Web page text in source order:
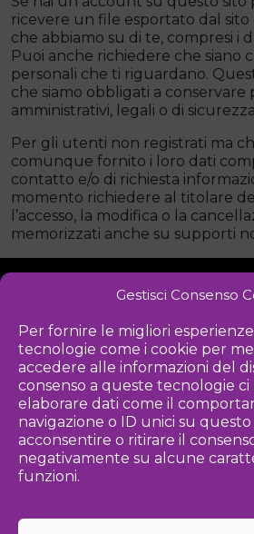
Gestisci Consenso
Per fornire le migliori
tecnologie come i cookie per
accedere alle informazioni del
consenso a queste tecnologie
elaborare dati come il
navigazione o ID unici su questo
acconsentire o ritirare il
negativamente su alcune
funzioni.
ricevere un file esportato dal sito
che abbiamo su di te, compresi i
Puoi anche richiedere che siano
personali che ti riguardano.
che siamo obbligati a conservare
amministrativi, legali o di
Per gli utenti non registrati ma
comunque fornito i loro dati
contatto e/o di richiesta
momento richiedere al titolare
l’accesso, la modifica o la
memorizzati anche su supporti
PRIVACY POLICY
Iniziativa
Associazione culturale per la